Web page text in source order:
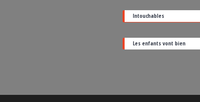
Intouchables
Les enfants vont bien